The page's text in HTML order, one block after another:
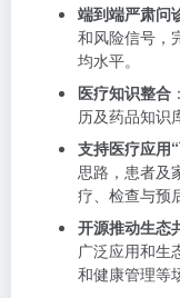
端到端严肃问
和风险信号，
均水平。
医疗知识整合
历及药品知识
支持医疗应用
思路，患者及
疗、检查与预
开源推动生态
广泛应用和生
和健康管理等